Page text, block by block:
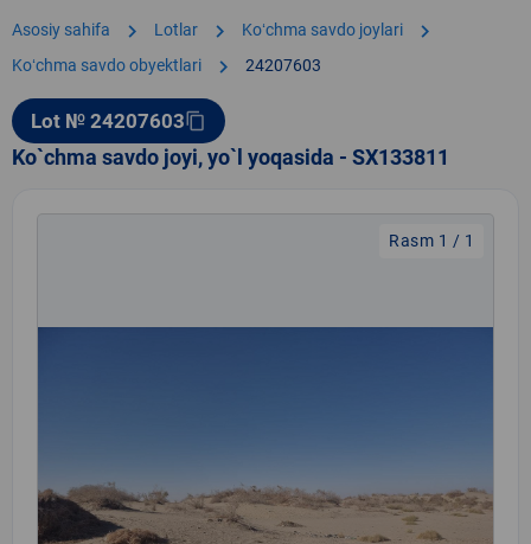
Asosiy sahifa chevron_right Lotlar chevron_right Koʻchma savdo joylari chevron_right
Koʻchma savdo obyektlari chevron_right 24207603
Lot № 24207603content_copy
Ko`chma savdo joyi, yo`l yoqasida - SX133811
Rasm 1 / 1